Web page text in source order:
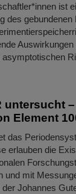
ist
des
asymptotischen
untersucht
Element
das
erlauben die
und mit
der Johannes